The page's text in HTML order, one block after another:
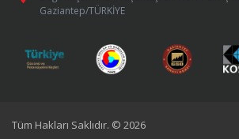
Gaziantep/TÜRKİYE
Tüm Hakları Saklıdır. © 2026